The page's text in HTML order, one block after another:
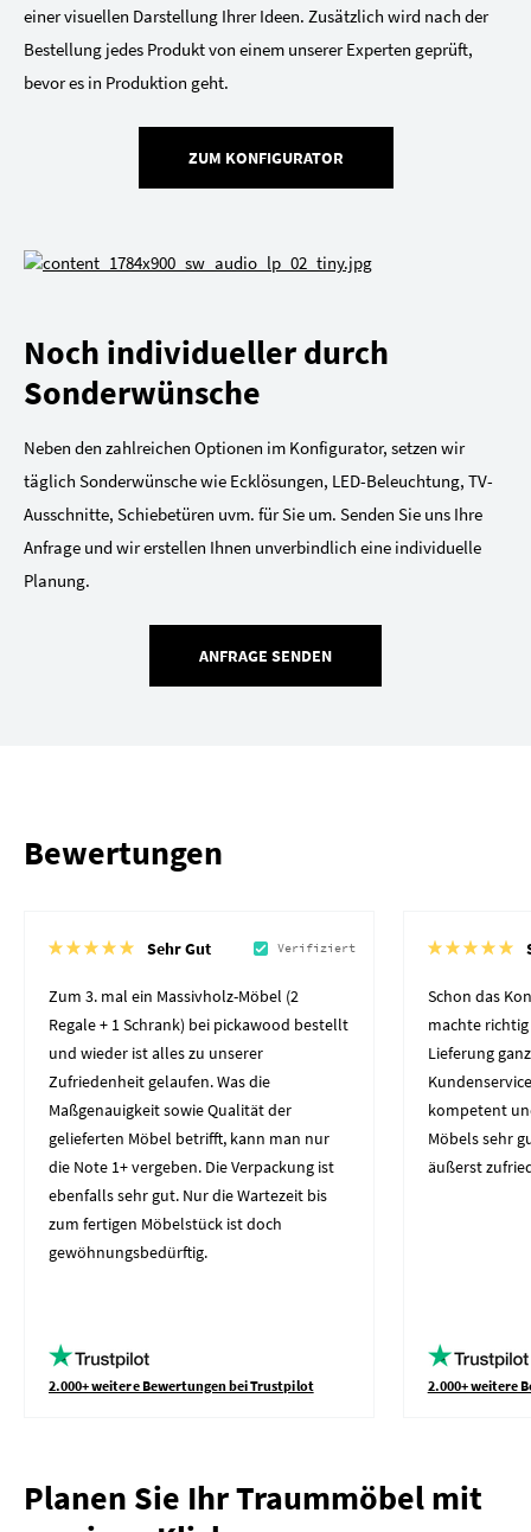
einer visuellen Darstellung Ihrer Ideen. Zusätzlich wird nach der
Bestellung jedes Produkt von einem unserer Experten geprüft,
bevor es in Produktion geht.
ZUM KONFIGURATOR
Noch individueller durch
Sonderwünsche
Neben den zahlreichen Optionen im Konfigurator, setzen wir
täglich Sonderwünsche wie Ecklösungen, LED-Beleuchtung, TV-
Ausschnitte, Schiebetüren uvm. für Sie um. Senden Sie uns Ihre
Anfrage und wir erstellen Ihnen unverbindlich eine individuelle
Planung.
ANFRAGE SENDEN
Bewertungen
Sehr Gut Verifiziert
Zum 3. mal ein Massivholz-Möbel (2
Regale + 1 Schrank) bei pickawood bestellt
und wieder ist alles zu unserer
Zufriedenheit gelaufen. Was die
Maßgenauigkeit sowie Qualität der
gelieferten Möbel betrifft, kann man nur
die Note 1+ vergeben. Die Verpackung ist
ebenfalls sehr gut. Nur die Wartezeit bis
zum fertigen Möbelstück ist doch
gewöhnungsbedürftig.
2.000+ weitere Bewertungen bei Trustpilot
Schon das
machte
Lieferung
kompetent
Möbels sehr
äußerst
2.000+ weitere
Planen Sie Ihr Traummöbel mit